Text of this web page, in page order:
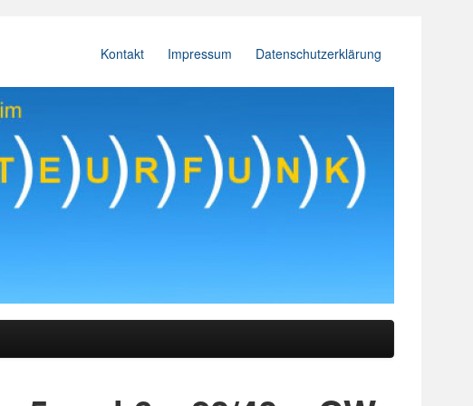
Kontakt Impressum Datenschutzerklärung